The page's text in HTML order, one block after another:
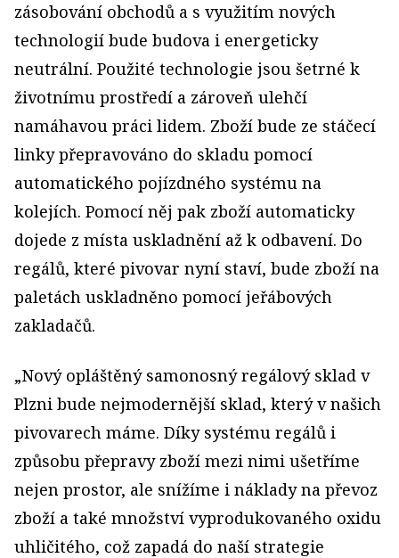
zásobování obchodů a s využitím nových
technologií bude budova i energeticky
neutrální. Použité technologie jsou šetrné k
životnímu prostředí a zároveň ulehčí
namáhavou práci lidem. Zboží bude ze stáčecí
linky přepravováno do skladu pomocí
automatického pojízdného systému na
kolejích. Pomocí něj pak zboží automaticky
dojede z místa uskladnění až k odbavení. Do
regálů, které pivovar nyní staví, bude zboží na
paletách uskladněno pomocí jeřábových
zakladačů.
„Nový opláštěný samonosný regálový sklad v
Plzni bude nejmodernější sklad, který v našich
pivovarech máme. Díky systému regálů i
způsobu přepravy zboží mezi nimi ušetříme
nejen prostor, ale snížíme i náklady na převoz
zboží a také množství vyprodukovaného oxidu
uhličitého, což zapadá do naší strategie